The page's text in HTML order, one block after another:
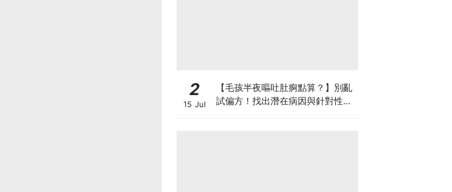
2
15 Jul
【毛孩半夜嘔吐肚痾點算？】別亂
試偏方！找出潛在病因與針對性營